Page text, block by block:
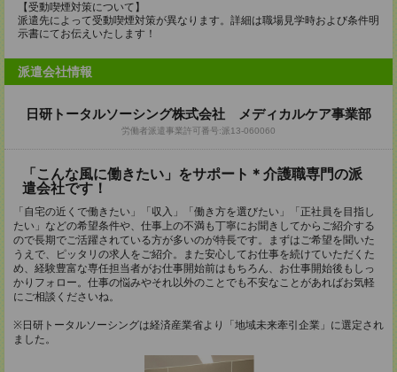
【受動喫煙対策について】
派遣先によって受動喫煙対策が異なります。詳細は職場見学時および条件明
示書にてお伝えいたします！
派遣会社情報
日研トータルソーシング株式会社 メディカルケア事業部
労働者派遣事業許可番号:派13-060060
「こんな風に働きたい」をサポート＊介護職専門の派
遣会社です！
「自宅の近くで働きたい」「収入」「働き方を選びたい」「正社員を目指し
たい」などの希望条件や、仕事上の不満も丁寧にお聞きしてからご紹介する
ので長期でご活躍されている方が多いのが特長です。まずはご希望を聞いた
うえで、ピッタリの求人をご紹介。また安心してお仕事を続けていただくた
め、経験豊富な専任担当者がお仕事開始前はもちろん、お仕事開始後もしっ
かりフォロー。仕事の悩みやそれ以外のことでも不安なことがあればお気軽
にご相談くださいね。
※日研トータルソーシングは経済産業省より「地域未来牽引企業」に選定され
ました。